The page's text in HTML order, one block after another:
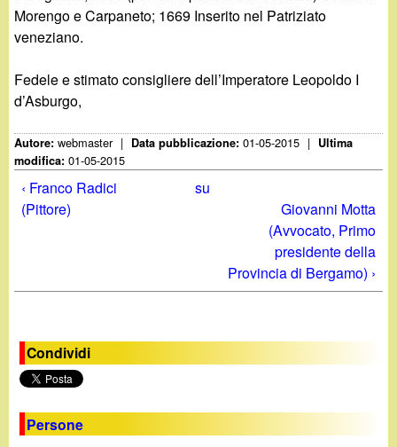
n
d
i
n
o
i
c
r
a
Morengo e Carpaneto; 1669 Inserito nel Patriziato
veneziano.
Fedele e stimato consigliere dell’Imperatore Leopoldo I
d’Asburgo,
Autore:webmaster | Data pubblicazione:01-05-2015 |
Ultima
modifica:01-05-2015
‹ Franco Radici
(Pittore)
su
Giovanni Motta
(Avvocato, Primo
presidente della
Provincia di Bergamo) ›
Condividi
Persone